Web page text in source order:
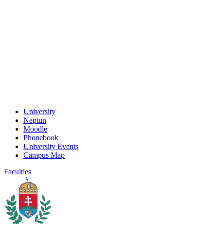
University
Neptun
Moodle
Phonebook
University Events
Campus Map
Faculties